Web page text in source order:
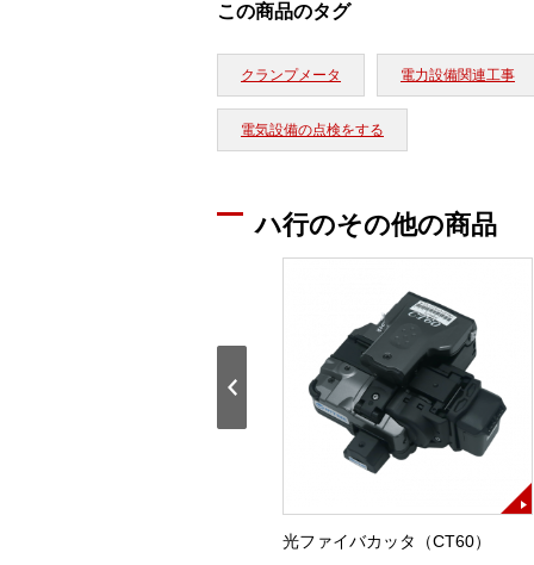
この商品のタグ
クランプメータ 電力設備関連工事
電気設備の点検をする
ハ行のその他の商品
光ファイバカッタ（CT60）